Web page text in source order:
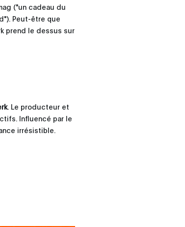
("un cadeau du
Peut-être que
prend le dessus sur
. Le producteur et
Influencé par le
irrésistible.